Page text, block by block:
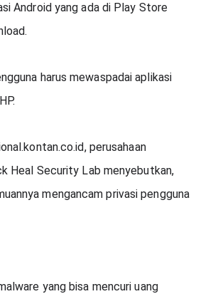
Android yang ada di Play Store
harus mewaspadai aplikasi
perusahaan
Heal Security Lab menyebutkan,
mengancam privasi pengguna
yang bisa mencuri uang